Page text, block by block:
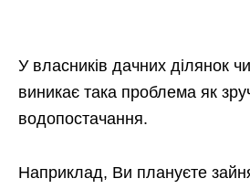
У власників дачних ділянок
виникає така проблема як
водопостачання.
Наприклад, Ви плануєте